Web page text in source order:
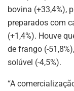
bovina (+33,4%),
preparados com
(+1,4%). Houve
de frango (-
solúvel (-4,5%).
“A